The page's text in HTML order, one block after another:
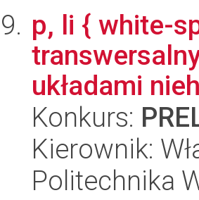
p, li { white-
układami
Konkurs:
Kierownik:
Politechnika